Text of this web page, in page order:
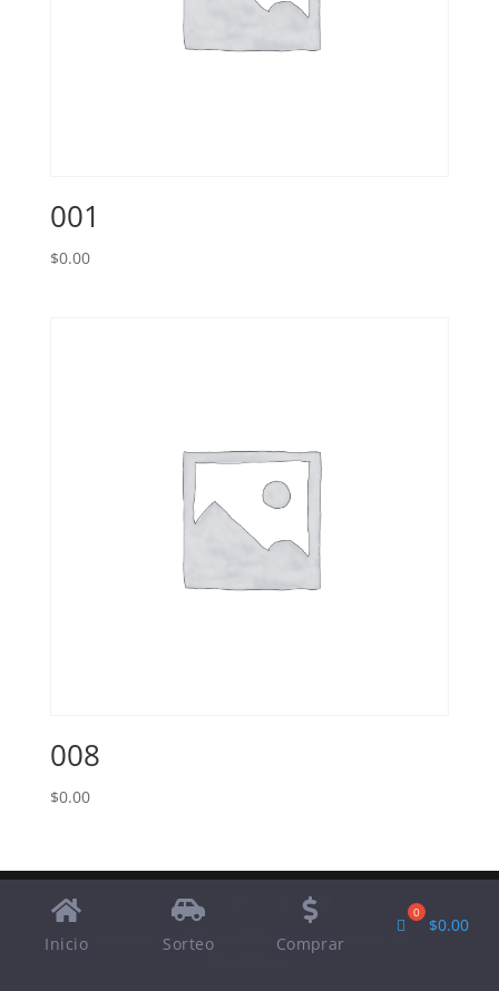
001
$0.00
008
$0.00
Designed byElegant Themes| Powered by
Inicio Sorteo Comprar
$0.00